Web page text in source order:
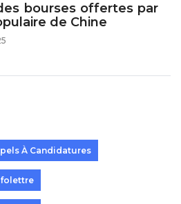
bourses offertes par
de Chine
À Candidatures